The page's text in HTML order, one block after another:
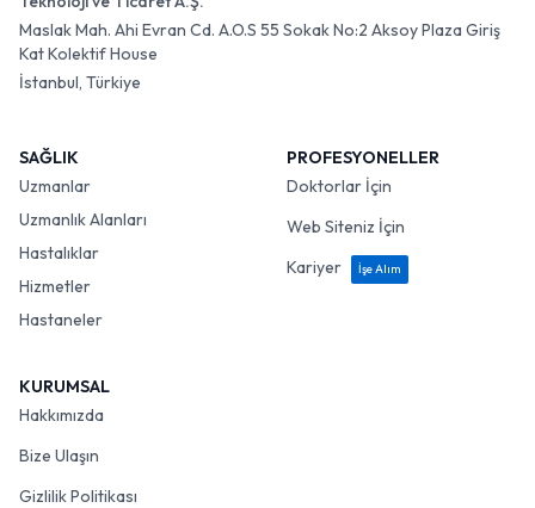
Maslak Mah. Ahi Evran Cd. A.O.S 55 Sokak No:2 Aksoy Plaza Giriş
Kat Kolektif House
İstanbul, Türkiye
SAĞLIK
Uzmanlar
Uzmanlık Alanları
Hastalıklar
Hizmetler
Hastaneler
PROFESYONELLER
Doktorlar İçin
Web Siteniz İçin
Kariyer
İşe Alım
KURUMSAL
Hakkımızda
Bize Ulaşın
Gizlilik Politikası